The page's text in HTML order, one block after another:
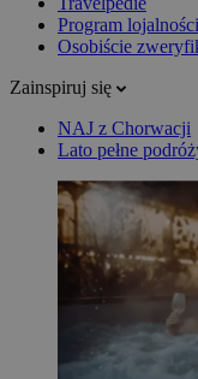
Program
Osobiście
Zainspiruj się
NAJ z Chorwacji
Lato pełne